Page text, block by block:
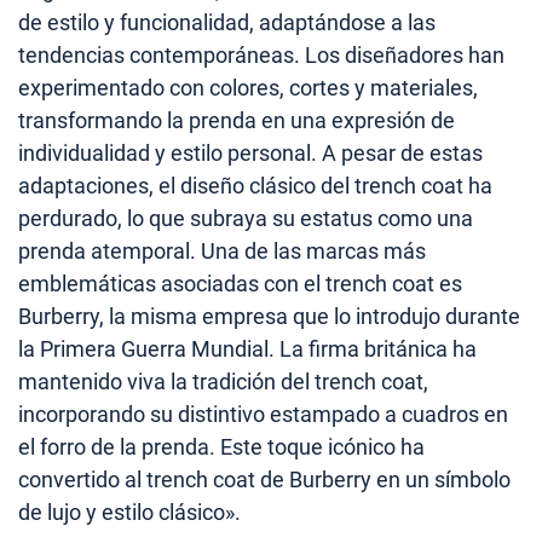
de estilo y funcionalidad, adaptándose a las
tendencias contemporáneas. Los diseñadores han
experimentado con colores, cortes y materiales,
transformando la prenda en una expresión de
individualidad y estilo personal. A pesar de estas
adaptaciones, el diseño clásico del trench coat ha
perdurado, lo que subraya su estatus como una
prenda atemporal. Una de las marcas más
emblemáticas asociadas con el trench coat es
Burberry, la misma empresa que lo introdujo durante
la Primera Guerra Mundial. La firma británica ha
mantenido viva la tradición del trench coat,
incorporando su distintivo estampado a cuadros en
el forro de la prenda. Este toque icónico ha
convertido al trench coat de Burberry en un símbolo
de lujo y estilo clásico».